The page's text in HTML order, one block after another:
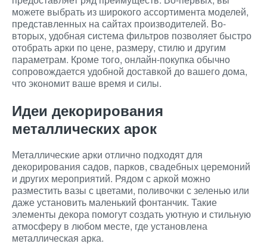
можете выбрать из широкого ассортимента моделей,
представленных на сайтах производителей. Во-
вторых, удобная система фильтров позволяет быстро
отобрать арки по цене, размеру, стилю и другим
параметрам. Кроме того, онлайн-покупка обычно
сопровождается удобной доставкой до вашего дома,
что экономит ваше время и силы.
Идеи декорирования
металлических арок
Металлические арки отлично подходят для
декорирования садов, парков, свадебных церемоний
и других мероприятий. Рядом с аркой можно
разместить вазы с цветами, поливочки с зеленью или
даже установить маленький фонтанчик. Такие
элементы декора помогут создать уютную и стильную
атмосферу в любом месте, где установлена
металлическая арка.